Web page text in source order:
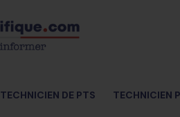
TECHNICIEN DE PTS TECHNICIEN